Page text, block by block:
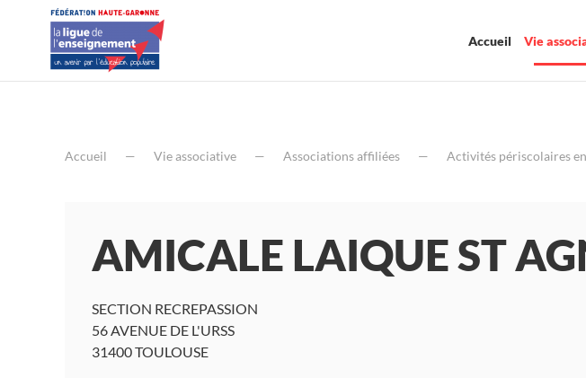
Accueil Vie
Accueil Vie associative Associations affiliées Activités périscolaires
AMICALE LAIQUE ST
SECTION RECREPASSION
56 AVENUE DE L'URSS
31400 TOULOUSE